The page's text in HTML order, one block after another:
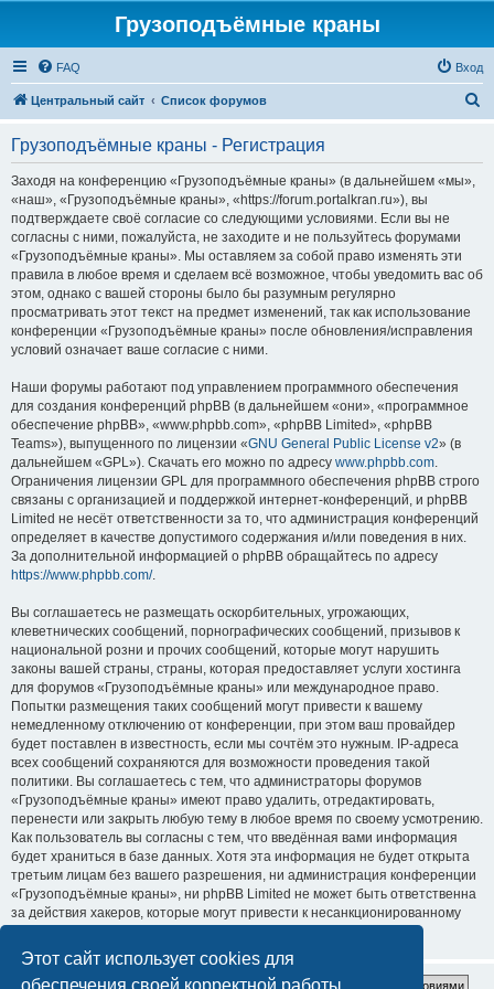
Этот сайт использует cookies для
обеспечения своей корректной работы.
Грузоподъёмные краны
FAQ Вход
Центральный сайт Список форумов
Грузоподъёмные краны - Регистрация
Заходя на конференцию «Грузоподъёмные краны» (в дальнейшем «мы»,
«наш», «Грузоподъёмные краны», «https://forum.portalkran.ru»), вы
подтверждаете своё согласие со следующими условиями. Если вы не
согласны с ними, пожалуйста, не заходите и не пользуйтесь форумами
«Грузоподъёмные краны». Мы оставляем за собой право изменять эти
правила в любое время и сделаем всё возможное, чтобы уведомить вас об
этом, однако с вашей стороны было бы разумным регулярно
просматривать этот текст на предмет изменений, так как использование
конференции «Грузоподъёмные краны» после обновления/исправления
условий означает ваше согласие с ними.
Наши форумы работают под управлением программного обеспечения
для создания конференций phpBB (в дальнейшем «они», «программное
обеспечение phpBB», «www.phpbb.com», «phpBB Limited», «phpBB
Teams»), выпущенного по лицензии «GNU General Public License v2» (в
дальнейшем «GPL»). Скачать его можно по адресу www.phpbb.com.
Ограничения лицензии GPL для программного обеспечения phpBB строго
связаны с организацией и поддержкой интернет-конференций, и phpBB
Limited не несёт ответственности за то, что администрация конференций
определяет в качестве допустимого содержания и/или поведения в них.
За дополнительной информацией о phpBB обращайтесь по адресу
https://www.phpbb.com/.
Вы соглашаетесь не размещать оскорбительных, угрожающих,
клеветнических сообщений, порнографических сообщений, призывов к
национальной розни и прочих сообщений, которые могут нарушить
законы вашей страны, страны, которая предоставляет услуги хостинга
для форумов «Грузоподъёмные краны» или международное право.
Попытки размещения таких сообщений могут привести к вашему
немедленному отключению от конференции, при этом ваш провайдер
будет поставлен в известность, если мы сочтём это нужным. IP-адреса
всех сообщений сохраняются для возможности проведения такой
политики. Вы соглашаетесь с тем, что администраторы форумов
«Грузоподъёмные краны» имеют право удалить, отредактировать,
перенести или закрыть любую тему в любое время по своему усмотрению.
Как пользователь вы согласны с тем, что введённая вами информация
будет храниться в базе данных. Хотя эта информация не будет открыта
третьим лицам без вашего разрешения, ни администрация конференции
«Грузоподъёмные краны», ни phpBB Limited не может быть ответственна
за действия хакеров, которые могут привести к несанкционированному